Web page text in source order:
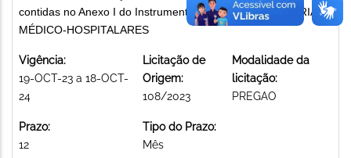
contidas no Anexo I do Instrumento Convocatório. MATERIAIS
MÉDICO-HOSPITALARES
Vigência:
19-OCT-23 a 18-OCT-
24
Licitação de
Origem:
108/2023
Modalidade da
licitação:
PREGAO
Prazo:
12
Tipo do Prazo:
Mês